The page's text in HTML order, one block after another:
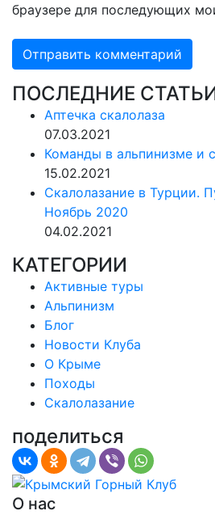
браузере для последующих
ПОСЛЕДНИЕ
Аптечка скалолаза
07.03.2021
Команды в альпинизме и
15.02.2021
Скалолазание в Турции.
Ноябрь 2020
04.02.2021
КАТЕГОРИИ
Активные туры
Альпинизм
Блог
Новости Клуба
О Крыме
Походы
Скалолазание
поделиться
О нас